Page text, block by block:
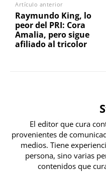
Artículo anterior
Raymundo King, lo
peor del PRI: Cora
Amalia, pero sigue
afiliado al tricolor
El editor que cura
provenientes de
medios. Tiene
persona, sino varias
contenidos que